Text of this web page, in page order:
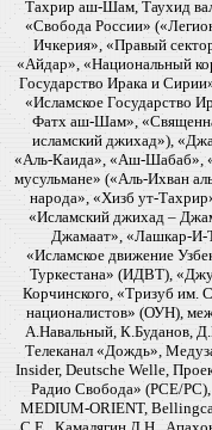
Тахрир аш-Шам, Таухид
«Свобода России»
Ичкерия», «Правый
«Айдар», «Национальный
Государство Ирака и
«Исламское
Фатх аш-Шам»,
исламский джихад»),
«Аль-Каида», «Аш-Шабаб»,
мусульмане» («Аль-Ихван
народа», «Хизб ут-
«Исламский джихад –
Джамаат», «Лашкар-И-
«Исламское движение
Туркестана» (ИДВТ),
Корчинского, «Тризуб им.
националистов» (ОУН),
А.Навальный, К.Буданов,
Телеканал «Дождь»,
Insider, Deutsche Welle,
Радио Свобода» (PCE/
MEDIUM-ORIENT,